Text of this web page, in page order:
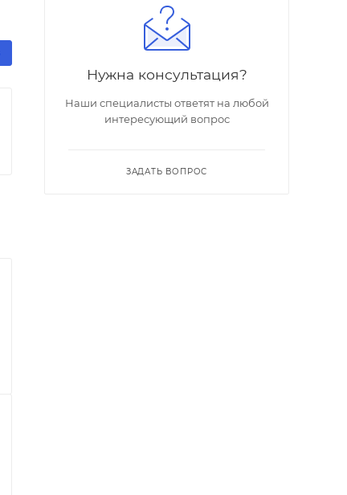
Нужна консультация?
Наши специалисты ответят на любой
интересующий вопрос
ЗАДАТЬ ВОПРОС